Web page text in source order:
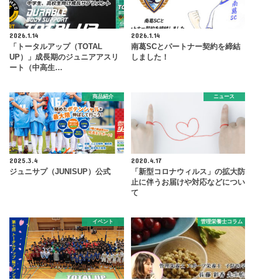
2026.1.14
「トータルアップ（TOTAL
UP）」成長期のジュニアアスリ
ート（中高生…
2026.1.14
南葛SCとパートナー契約を締結
しました！
商品紹介
2025.3.4
ジュニサプ（JUNISUP）公式
ニュース
2020.4.17
「新型コロナウィルス」の拡大防
止に伴うお届けや対応などについ
て
イベント 管理栄養士コラム